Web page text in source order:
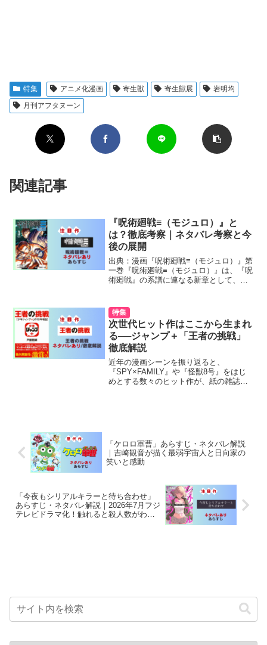
特集 アニメ化漫画 寄生獣 寄生獣展
岩明均
月刊アフタヌーン
関連記事
『呪術廻戦≡（モジュロ）』と
は？徹底考察｜ネタバレ考察と今
後の展開
出典：漫画『呪術廻戦≡（モジュロ）』第
一巻『呪術廻戦≡（モジュロ）』は、『呪
術廻戦』の系譜に連なる新章として、原
の来訪者です。かつて人類は、“呪い”とい
う目に見えない脅...
次世代ヒット作はここから生まれ
る──ジャンプ＋「王者の挑戦」
徹底解説
近年の漫画シーンを振り返ると、
『SPY×FAMILY』や『怪獣8号』をはじ
めとする数々のヒット作が、紙の雑誌で
「ケロロ軍曹」あらすじ・ネタバレ解説
｜吉崎観音が描く最弱宇宙人と日向家の
笑いと感動
「今夜もシリアルキラーと待ち合わせ」
あらすじ・ネタバレ解説｜2026年7月フジ
テレビドラマ化！触れると殺人数がわか